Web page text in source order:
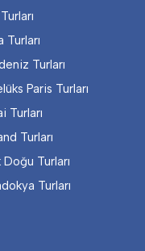
Turları
Turları
Paris Turları
Turları
Turları
Doğu Turları
Turları